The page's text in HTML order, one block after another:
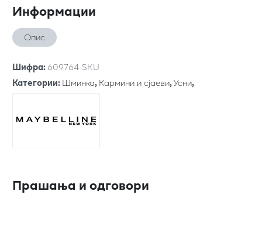
Информации
Опис
Шифра:609764-SKU
Категории:Шминка,Кармини и сјаеви,Усни,
Прашања и одговори